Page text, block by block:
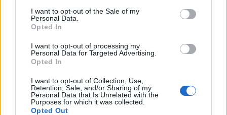
I want to opt-out of the Sale of my
Personal Data.
Opted In
I want to opt-out of processing my
Personal Data for Targeted Advertising.
Opted In
I want to opt-out of Collection, Use,
Retention, Sale, and/or Sharing of my
Personal Data that Is Unrelated with the
Purposes for which it was collected.
Opted Out